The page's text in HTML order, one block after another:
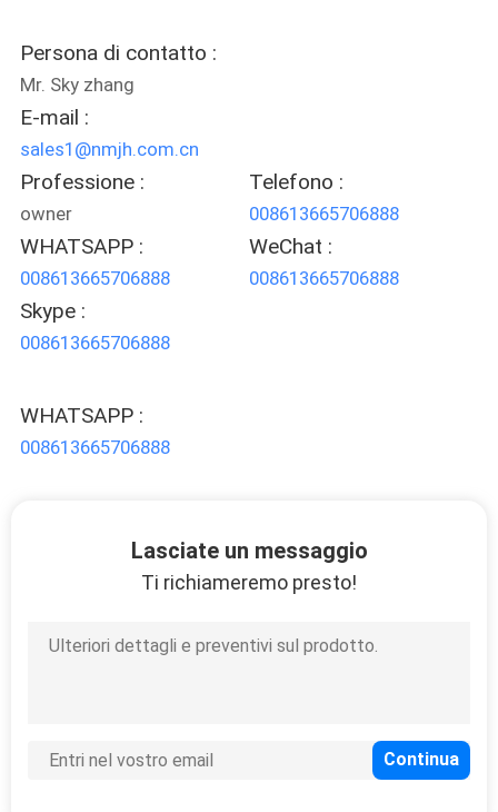
NOTIZIA
RICHIEDA
UNA
CITAZIONE
MAPPA
DEL
SITO
PRIVACY
POLICY
Persona di contatto :
Mr. Sky zhang
E-mail :
sales1@nmjh.com.cn
Professione :
owner
Telefono :
008613665706888
WHATSAPP :
008613665706888
WeChat :
008613665706888
Skype :
008613665706888
WHATSAPP :
008613665706888
Lasciate un messaggio
Ti richiameremo presto!